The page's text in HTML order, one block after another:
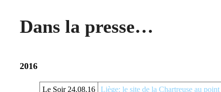
Dans la presse…
2016
Le Soir 24.08.16 Liège: le site de la Chartreuse au